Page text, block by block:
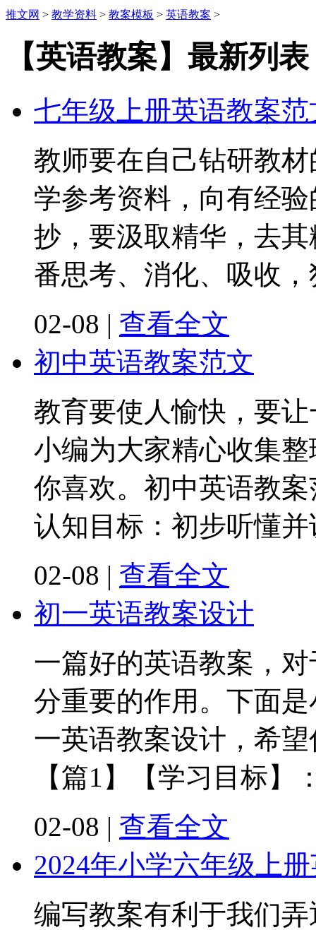
推文网 > 教学资料 > 教案模板 > 英语教案 >
【英语教案】最新列表
七年级上册英语教案范
教师要在自己钻研教
学参考资料，向有经
抄，要汲取精华，去
番思考、消化、吸收
02-08 | 查看全文
初中英语教案范文
教育要使人愉快，要
小编为大家精心收集
你喜欢。初中英语教
认知目标：初步听懂
02-08 | 查看全文
初一英语教案设计
一篇好的英语教案，
分重要的作用。下面
一英语教案设计，希
【篇1】【学习目标】
02-08 | 查看全文
2024年小学六年级上
编写教案有利于我们